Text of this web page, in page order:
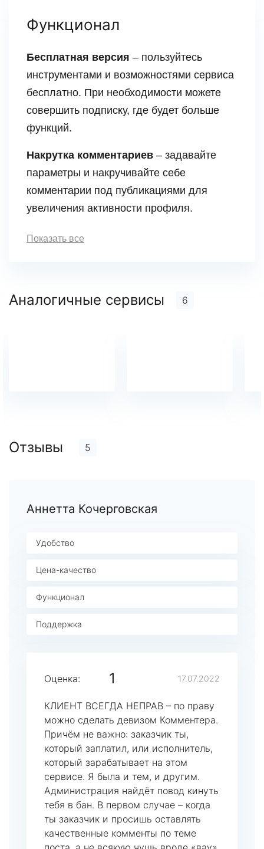
Функционал
Бесплатная версия – пользуйтесь
инструментами и возможностями сервиса
бесплатно. При необходимости можете
совершить подписку, где будет больше
функций.
Накрутка комментариев – задавайте
параметры и накручивайте себе
комментарии под публикациями для
увеличения активности профиля.
Показать все
Аналогичные сервисы 6
Отзывы 5
Аннетта Кочерговская
Удобство
Цена-качество
Функционал
Поддержка
Оценка: 1 17.07.2022
КЛИЕНТ ВСЕГДА НЕПРАВ – по праву
можно сделать девизом Комментера.
Причём не важно: заказчик ты,
который заплатил, или исполнитель,
который зарабатывает на этом
сервисе. Я была и тем, и другим.
Администрация найдёт повод кинуть
тебя в бан. В первом случае – когда
ты заказчик и просишь оставлять
качественные комменты по теме